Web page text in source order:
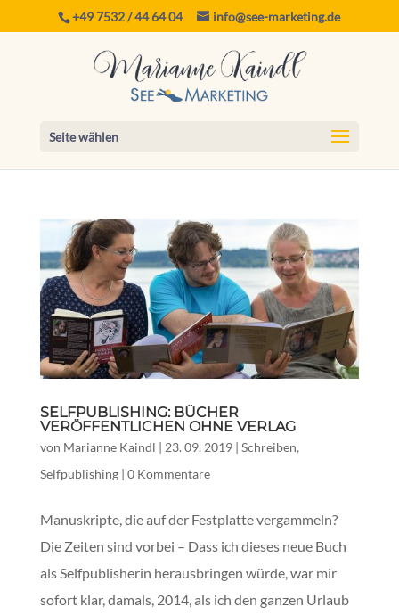
+49 7532 / 44 64 04 info@see-marketing.de
Seite wählen
SELFPUBLISHING: BÜCHER
VERÖFFENTLICHEN OHNE VERLAG
von Marianne Kaindl | 23. 09. 2019| Schreiben,
Selfpublishing| 0 Kommentare
Manuskripte, die auf der Festplatte vergammeln?
Die Zeiten sind vorbei – Dass ich dieses neue Buch
als Selfpublisherin herausbringen würde, war mir
sofort klar, damals, 2014, als ich den ganzen Urlaub